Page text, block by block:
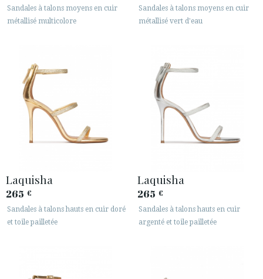
Sandales à talons moyens en cuir
métallisé multicolore
Sandales à talons moyens en cuir
métallisé vert d'eau
Laquisha
265 €
Sandales à talons hauts en cuir doré
et toile pailletée
Laquisha
265 €
Sandales à talons hauts en cuir
argenté et toile pailletée